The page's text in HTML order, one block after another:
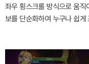
좌우 횡스크롤 방식으로 움
보를 단순화하여 누구나 쉽